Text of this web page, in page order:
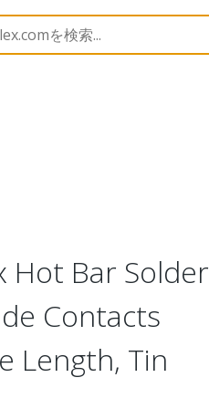
15067 150672915
Hot Bar Solder
Contacts
Length, Tin